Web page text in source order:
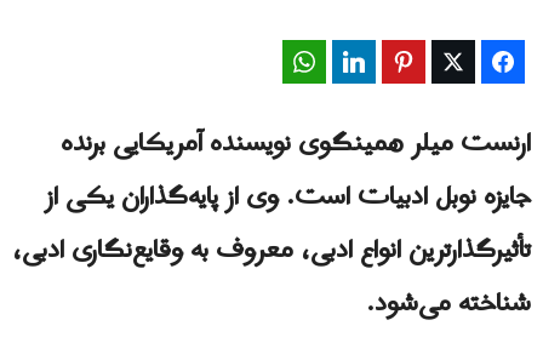
Facebook
Twitter
Pinterest
LinkedIn
ارنست میلر همینگوی نویسنده آمریکایی برنده
جایزه نوبل ادبیات است. وی از پایه‌گذاران یکی از
تأثیرگذارترین انواع ادبی، معروف به وقایع‌نگاری ادبی،
شناخته می‌شود.